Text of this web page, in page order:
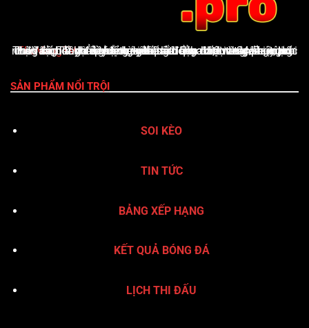
ThoVangTV là nền tảng giải trí thể thao trực tuyến uy tín, cung cấp đầy đủ tỷ lệ kèo nhà cái cập nhật từng phút, lịch thi đấu, bảng xếp hạng, kết quả bóng đá, Livescore, cùng nhận định & dự đoán chuyên sâu. Giao diện thân thiện, tốc độ tải nhanh và hỗ trợ xuất sắc qua hotline 24/7 giúp ThoVangTV khẳng định vị thế là điểm đến vàng của người yêu bóng đá
SẢN PHẨM NỔI TRỘI
SOI KÈO
TIN TỨC
BẢNG XẾP HẠNG
KẾT QUẢ BÓNG ĐÁ
LỊCH THI ĐẤU